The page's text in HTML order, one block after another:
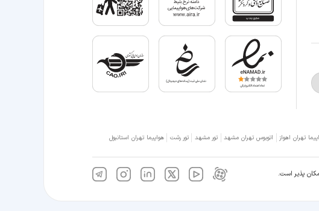
تهران اهواز اتوبوس تهران مشهد تور مشهد تور رشت هواپیما تهران استانبول
پذیر است.